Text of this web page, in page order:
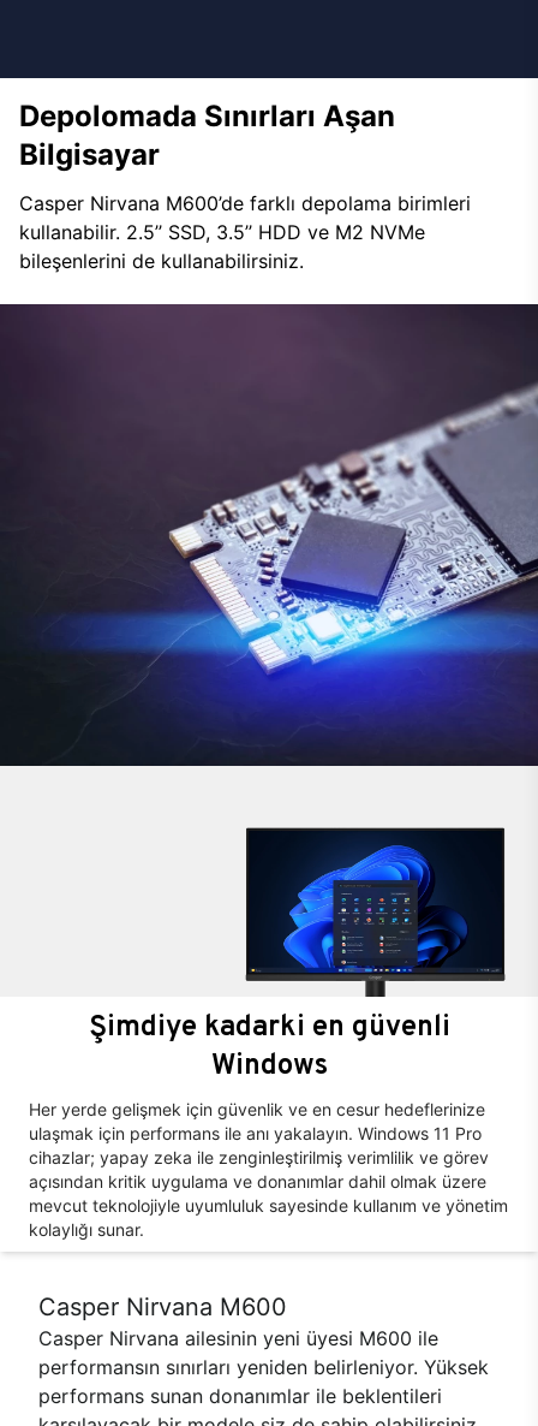
Depolomada Sınırları Aşan
Bilgisayar
Casper Nirvana M600’de farklı depolama birimleri
kullanabilir. 2.5’’ SSD, 3.5’’ HDD ve M2 NVMe
bileşenlerini de kullanabilirsiniz.
Şimdiye kadarki en güvenli
Windows
Her yerde gelişmek için güvenlik ve en cesur hedeflerinize
ulaşmak için performans ile anı yakalayın. Windows 11 Pro
cihazlar; yapay zeka ile zenginleştirilmiş verimlilik ve görev
açısından kritik uygulama ve donanımlar dahil olmak üzere
mevcut teknolojiyle uyumluluk sayesinde kullanım ve yönetim
kolaylığı sunar.
Casper Nirvana M600
Casper Nirvana ailesinin yeni üyesi M600 ile
performansın sınırları yeniden belirleniyor. Yüksek
performans sunan donanımlar ile beklentileri